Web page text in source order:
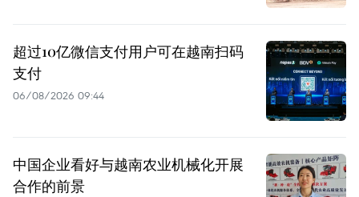
超过10亿微信支付用户可在越南扫码
支付
06/08/2026 09:44
中国企业看好与越南农业机械化开展
合作的前景